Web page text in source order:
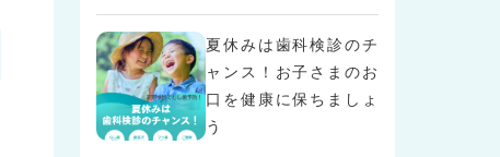
夏休みは歯科検診のチ
ャンス！お子さまのお
口を健康に保ちましょ
う